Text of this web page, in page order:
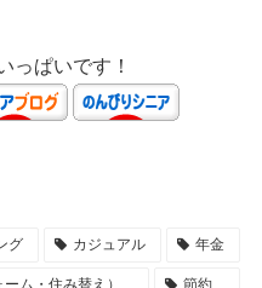
っぱいです！
グ カジュアル 年金
ム・住み替え） 節約